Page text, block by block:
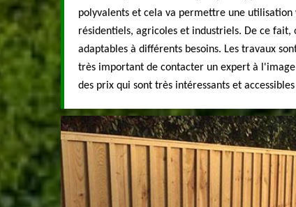
polyvalents et cela va permettre une utilisation
résidentiels, agricoles et industriels. De ce fait,
adaptables à différents besoins. Les travaux
très important de contacter un expert à
des prix qui sont très intéressants et